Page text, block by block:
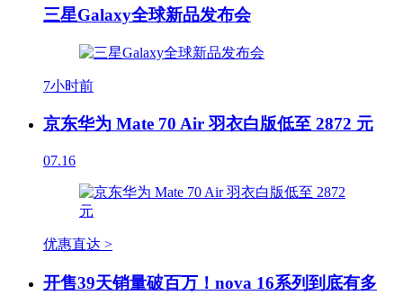
三星Galaxy全球新品发布会
7小时前
京东华为 Mate 70 Air 羽衣白版低至 2872 元
07.16
优惠直达 >
开售39天销量破百万！nova 16系列到底有多